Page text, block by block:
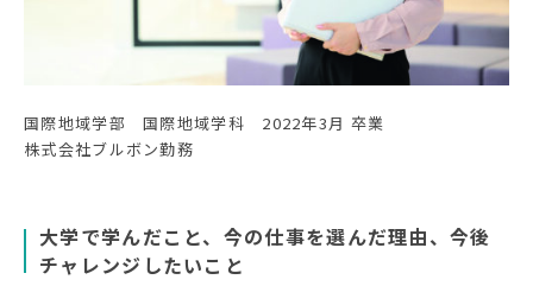
国際地域学部 国際地域学科 2022年3月 卒業
株式会社ブルボン勤務
大学で学んだこと、今の仕事を選んだ理由、今後
チャレンジしたいこと